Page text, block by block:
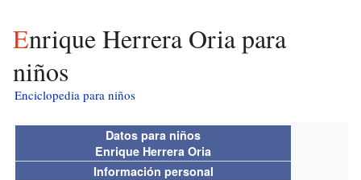
Enrique Herrera Oria para
niños
Enciclopedia para niños
Datos para niños
Enrique Herrera Oria
Información personal